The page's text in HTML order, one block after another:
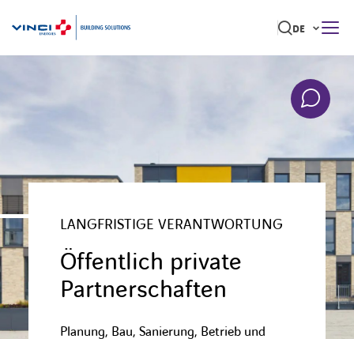
UNSERE VISION FÜR GEBÄUDE
JOBBÖRSE
JOBBÖRSE
LINKEDIN
DE
LANGFRISTIGE VERANTWORTUNG
Öffentlich private
Partnerschaften
Planung, Bau, Sanierung, Betrieb und